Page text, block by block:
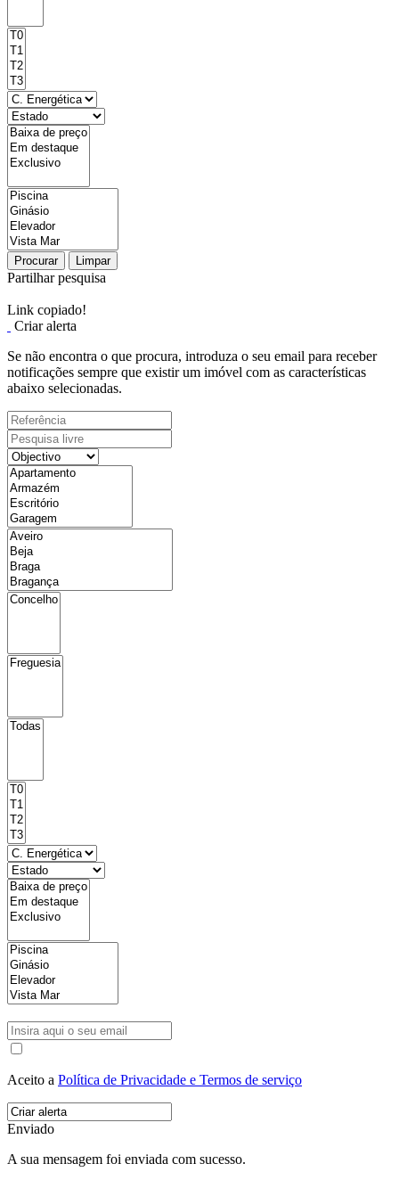
Procurar Limpar
Partilhar pesquisa
Link copiado!
Criar alerta
Se não encontra o que procura, introduza o seu email para receber
notificações sempre que existir um imóvel com as características
abaixo selecionadas.
Aceito a Política de Privacidade e Termos de serviço
Enviado
A sua mensagem foi enviada com sucesso.